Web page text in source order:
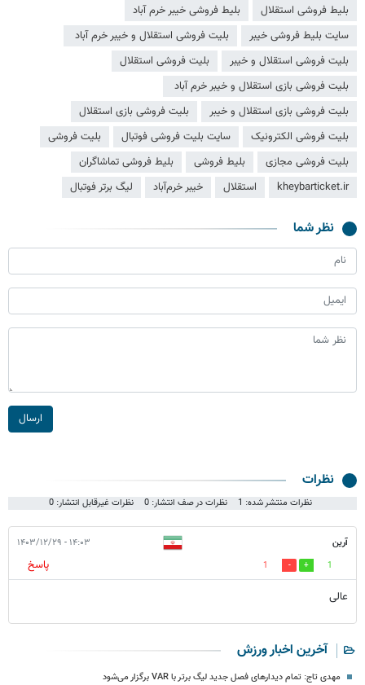
بلیط فروشی استقلال
بلیط فروشی خیبر خرم آباد
سایت بلیط فروشی خیبر
بلیت فروشی استقلال و خیبر خرم آباد
بلیت فروشی استقلال و خیبر
بلیت فروشی استقلال
بلیت فروشی بازی استقلال و خیبر خرم آباد
بلیت فروشی بازی استقلال و خیبر
بلیت فروشی بازی استقلال
بلیت فروشی الکترونیک
سایت بلیت فروشی فوتبال
بلیت فروشی
بلیت فروشی مجازی
بلیط فروشی
بلیط فروشی تماشاگران
kheybarticket.ir
استقلال خیبر خرم‌آباد لیگ برتر فوتبال
نظر شما
ارسال
نظرات
نظرات منتشر شده: 1 نظرات در صف انتشار: 0 نظرات غیرقابل انتشار: 0
آرین ۱۴:۰۳ - ۱۴۰۳/۱۲/۲۹
1
1
پاسخ
عالی
آخرین اخبار ورزش
مهدی تاج: تمام دیدارهای فصل جدید لیگ برتر با VAR برگزار می‌شود